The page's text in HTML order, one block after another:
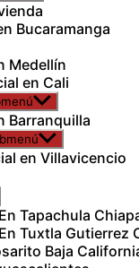
Bucaramanga
Medellín
en Cali
Barranquilla
en Villavicencio
Tapachula
Tuxtla Gutierrez
Baja